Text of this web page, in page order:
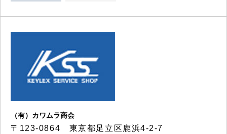
（有）カワムラ商会
〒123-0864 東京都足立区鹿浜4-2-7